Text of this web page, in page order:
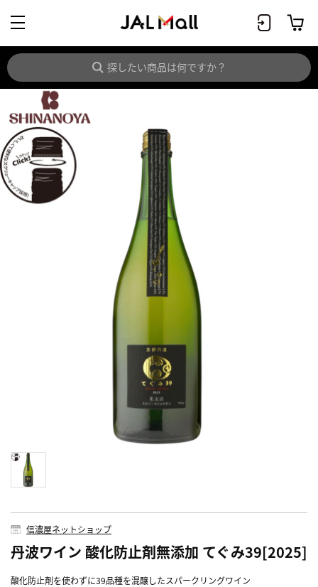
信濃屋ネットショップ
丹波ワイン 酸化防止剤無添加 てぐみ39[2025]
酸化防止剤を使わずに39品種を混醸したスパークリングワイン